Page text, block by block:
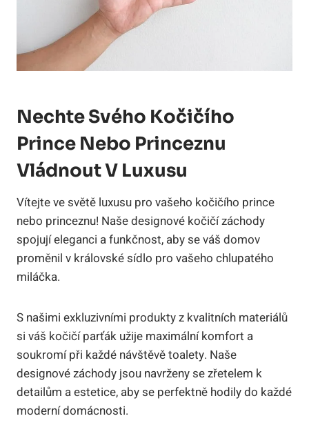
Nechte Svého Kočičího
Prince Nebo Princeznu
Vládnout V Luxusu
Vítejte ve světě luxusu pro vašeho kočičího prince
nebo princeznu! Naše designové kočičí záchody
spojují eleganci a funkčnost, aby se váš domov
proměnil v královské sídlo pro vašeho chlupatého
miláčka.
S našimi exkluzivními produkty z kvalitních materiálů
si váš kočičí parťák užije maximální komfort a
soukromí při každé návštěvě toalety. Naše
designové záchody jsou navrženy se zřetelem k
detailům a estetice, aby se perfektně hodily do každé
moderní domácnosti.